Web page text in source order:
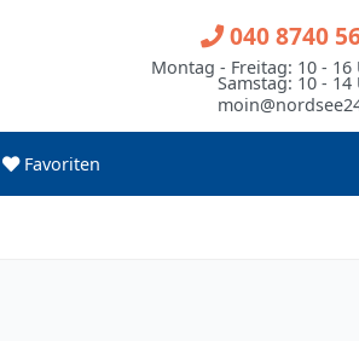
Favoriten
040 8740
Montag - Freitag: 10 - 16
Samstag: 10 - 14